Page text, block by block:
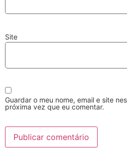
Site
Guardar o meu nome, email e site
próxima vez que eu comentar.
Discos e Pastilhas
Lavagem Manual